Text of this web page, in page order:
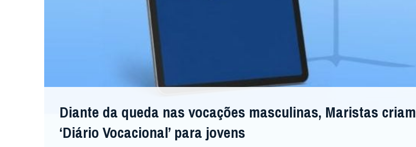
Diante da queda nas vocações masculinas, Maristas criam
‘Diário Vocacional’ para jovens